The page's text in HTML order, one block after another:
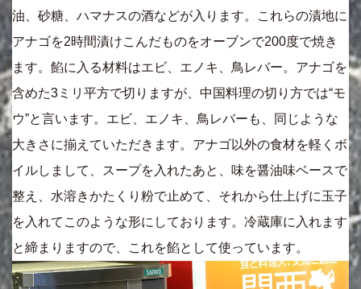
油、砂糖、ハマナスの酒などが入ります。これらの漬地に
アナゴを2時間漬けこんだものをオーブンで200度で焼き
ます。餡に入る材料はエビ、エノキ、鳥レバー。アナゴを
含めた3ミリ平方で切りますが、中国料理の切り方では“モ
ウ”と言います。エビ、エノキ、鳥レバーも、同じような
大きさに揃えていただきます。アナゴ以外の食材を軽くボ
イルしまして、スープを入れたあと、味を醤油味ベースで
整え、水溶きかたくり粉で止めて、それから仕上げに玉子
を入れてこのような形にしております。冷蔵庫に入れます
と締まりますので、これを餡として使っています。